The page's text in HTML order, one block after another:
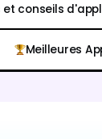
et conseils
Meilleures